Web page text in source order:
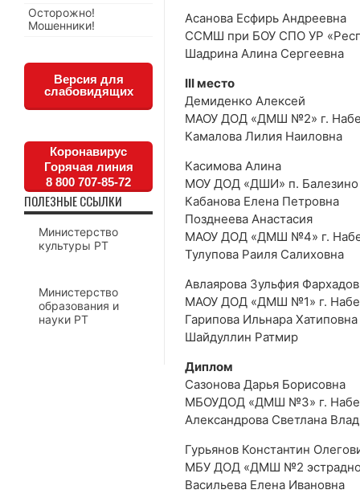
Асанова Есфирь Андреевна
ССМШ при БОУ СПО УР
Шадрина Алина Сергеевна
III место
Демиденко Алексей
МАОУ ДОД «ДМШ №2» г.
Камалова Лилия Наиловна
Касимова Алина
МОУ ДОД «ДШИ» п. Балезино
Кабанова Елена Петровна
Позднеева Анастасия
МАОУ ДОД «ДМШ №4» г.
Тулупова Раиля Салиховна
Авлаярова Зульфия
МАОУ ДОД «ДМШ №1» г.
Гарипова Ильнара Хатиповна
Шайдуллин Ратмир
Диплом
Сазонова Дарья Борисовна
МБОУДОД «ДМШ №3» г.
Александрова Светлана
Гурьянов Константин
МБУ ДОД «ДМШ №2 эстрадно
Васильева Елена Ивановна
Осторожно!
Мошенники!
Версия для
слабовидящих
Коронавирус
Горячая линия
8 800 707-85-72
ПОЛЕЗНЫЕ ССЫЛКИ
Министерство
культуры РТ
Министерство
образования и
науки РТ